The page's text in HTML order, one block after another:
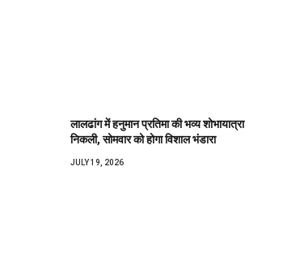
लालढांग में हनुमान प्रतिमा की भव्य शोभायात्रा
निकली, सोमवार को होगा विशाल भंडारा
JULY 19, 2026